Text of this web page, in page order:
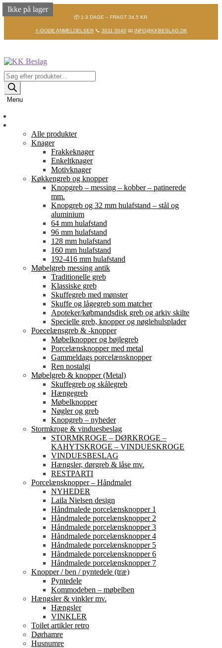
📦 1-3 DAGE – FRAGT 34,5 KR.
⭐-GODE ANMELDELSER📞 3011 0040📧 INFO@KKBESLAG.DK
Spring
til
navigation
Spring
til
indhold
Products
search
Menu
Alle produkter
Knager
Frakkeknager
Enkeltknager
Motivknager
Køkkengreb og knopper
Knopgreb – messing – kobber – patinerede
mm.
Knopgreb og 32 mm hulafstand – stål og
aluminium
64 mm hulafstand
96 mm hulafstand
128 mm hulafstand
160 mm hulafstand
192-416 mm hulafstand
Møbelgreb messing antik
Traditionelle greb
Klassiske greb
Skuffegreb med mønster
Skuffe og lågegreb som matcher
Apoteker/købmandsdisk greb og arkiv skilte
Specielle greb, knopper og nøglehulsplader
Poecelænsgreb & -knopper
Møbelknopper og bøjlegreb
Porcelænsknopper med metal
Gammeldags porcelænsknopper
Ren nostalgi
Møbelgreb & knopper (Metal)
Skuffegreb og skålegreb
Hængegreb
Møbelknopper
Nøgler og greb
Knopgreb – nyheder
Stormkroge & vinduesbeslag
STORMKROGE – DØRKROGE –
KAHYTSKROGE – VINDUESKROGE
VINDUESBESLAG
Hængsler, dørgreb & låse mv.
RESTPARTI
Porcelænsknopper – Håndmalet
NYHEDER
Laila Nielsen design
Håndmalede porcelænsknopper 1
Håndmalede porcelænsknopper 2
Håndmalede porcelænsknopper 3
Håndmalede porcelænsknopper 4
Håndmalede porcelænsknopper 5
Håndmalede porcelænsknopper 6
Håndmalede porcelænsknopper 7
Knopper / ben / pyntedele (træ)
Pyntedele
Kommodeben – møbelben
Hængsler & vinkler mv.
Hængsler
VINKLER
Toilet artikler retro
Dørhamre
Husnumre
Ikke på lager
Ikke på lager